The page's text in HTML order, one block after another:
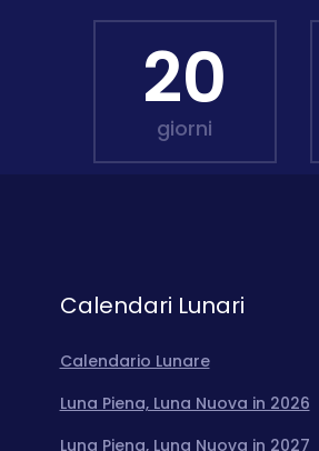
20
giorni
Calendari Lunari
Calendario Lunare
Luna Piena, Luna Nuova in 2026
Luna Piena, Luna Nuova in 2027